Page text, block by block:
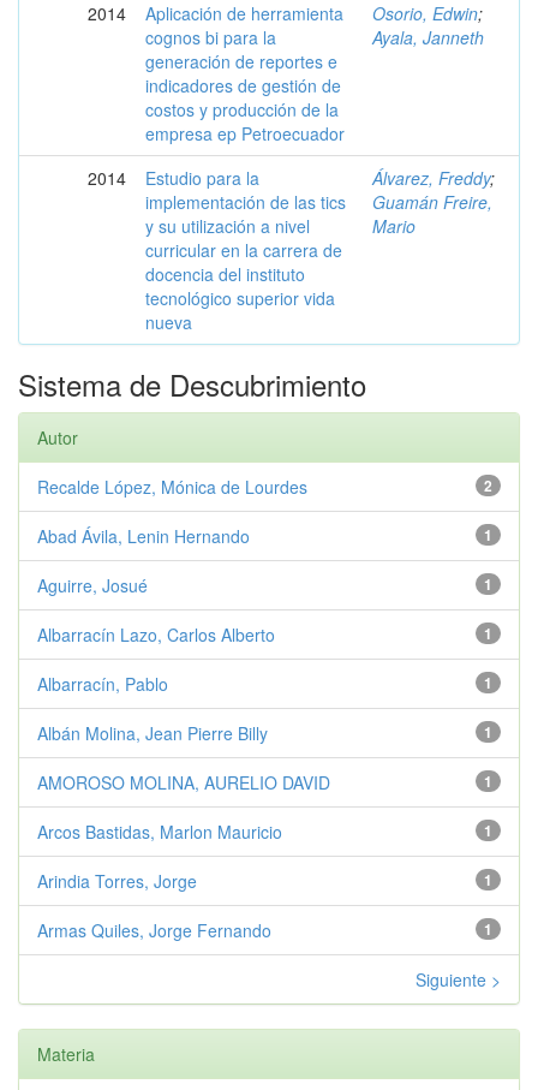
2014
Aplicación de herramienta
cognos bi para la
generación de reportes e
indicadores de gestión de
costos y producción de la
empresa ep Petroecuador
Osorio, Edwin;
Ayala, Janneth
2014
Estudio para la
implementación de las tics
y su utilización a nivel
curricular en la carrera de
docencia del instituto
tecnológico superior vida
nueva
Álvarez, Freddy;
Guamán Freire,
Mario
Sistema de Descubrimiento
Autor
2
Recalde López, Mónica de Lourdes
1
Abad Ávila, Lenin Hernando
1
Aguirre, Josué
1
Albarracín Lazo, Carlos Alberto
1
Albarracín, Pablo
1
Albán Molina, Jean Pierre Billy
1
AMOROSO MOLINA, AURELIO DAVID
1
Arcos Bastidas, Marlon Mauricio
1
Arindia Torres, Jorge
1
Armas Quiles, Jorge Fernando
Siguiente >
Materia